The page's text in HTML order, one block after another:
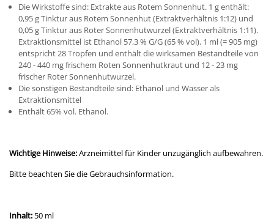
Die Wirkstoffe sind: Extrakte aus Rotem Sonnenhut. 1 g enthält:
0,95 g Tinktur aus Rotem Sonnenhut (Extraktverhältnis 1:12) und
0,05 g Tinktur aus Roter Sonnenhutwurzel (Extraktverhältnis 1:11).
Extraktionsmittel ist Ethanol 57,3 % G/G (65 % vol). 1 ml (= 905 mg)
entspricht 28 Tropfen und enthält die wirksamen Bestandteile von
240 - 440 mg frischem Roten Sonnenhutkraut und 12 - 23 mg
frischer Roter Sonnenhutwurzel.
Die sonstigen Bestandteile sind: Ethanol und Wasser als
Extraktionsmittel
Enthält 65% vol. Ethanol.
Wichtige Hinweise:Arzneimittel für Kinder unzugänglich aufbewahren.
Bitte beachten Sie die Gebrauchsinformation.
Inhalt: 50 ml